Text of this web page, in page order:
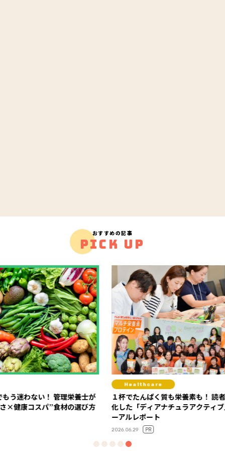
おすすめの記事
PICK UP
養士が
び方
１杯でたんぱく質も栄養素も！ 読者の声で進
化した「ディアナチュラアクティブ」リニュ
注目の
「